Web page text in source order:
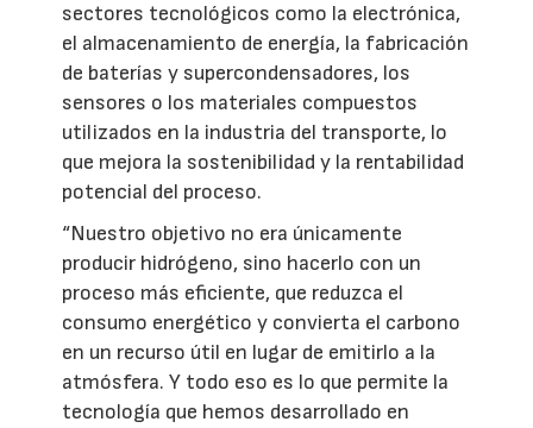
sectores tecnológicos como la electrónica,
el almacenamiento de energía, la fabricación
de baterías y supercondensadores, los
sensores o los materiales compuestos
utilizados en la industria del transporte, lo
que mejora la sostenibilidad y la rentabilidad
potencial del proceso.
“Nuestro objetivo no era únicamente
producir hidrógeno, sino hacerlo con un
proceso más eficiente, que reduzca el
consumo energético y convierta el carbono
en un recurso útil en lugar de emitirlo a la
atmósfera. Y todo eso es lo que permite la
tecnología que hemos desarrollado en